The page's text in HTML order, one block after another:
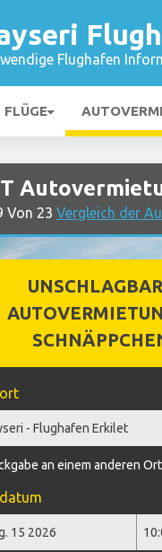
Flughafen
FLÜGE
Von 23 Vergleich der
an einem anderen Ort